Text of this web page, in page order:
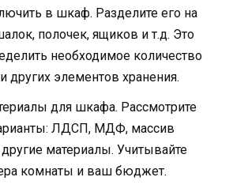
в шкаф. Разделите его на
полочек, ящиков и т.д. Это
необходимое количество
других элементов хранения.
для шкафа. Рассмотрите
ЛДСП, МДФ, массив
материалы. Учитывайте
комнаты и ваш бюджет.